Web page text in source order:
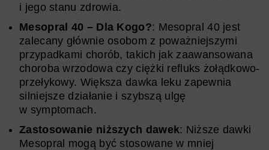
i jego stanu zdrowia.
Mesopral 40 – Dla Kogo?: Mesopral 40 jest
zalecany głównie osobom z poważniejszymi
przypadkami chorób, takich jak zaawansowana
choroba wrzodowa czy ciężki refluks żołądkowo-
przełykowy. Większa dawka leku zapewnia
silniejsze działanie i szybszą ulgę
w symptomach.
Zastosowanie niższych dawek: Niższe dawki
Mesopral mogą być stosowane w mniej